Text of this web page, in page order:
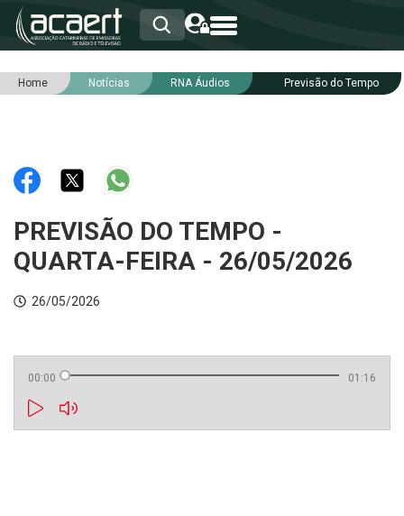
HOME
RNA
NOTÍCIAS
INTEGRIDADE
Home Notícias RNA Áudios Previsão do Tempo
PREVISÃO DO TEMPO -
QUARTA-FEIRA - 26/05/2026
26/05/2026
00:00 01:16